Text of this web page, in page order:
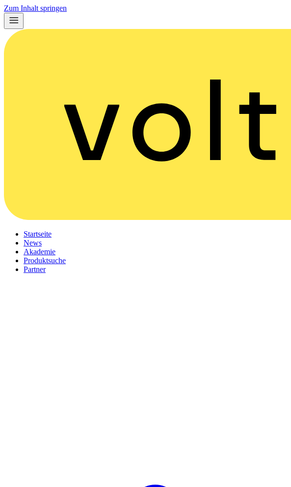
Zum Inhalt springen
Startseite
News
Akademie
Produktsuche
Partner